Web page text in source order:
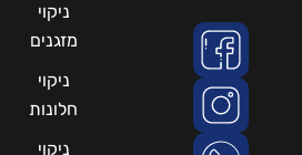
ניקוי
מזגנים
ניקוי
חלונות
ניקוי